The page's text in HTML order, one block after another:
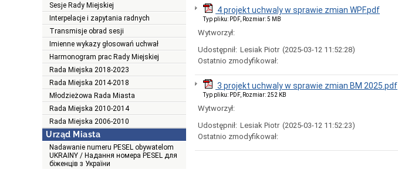
Sesje Rady Miejskiej
Interpelacje i zapytania radnych
Transmisje obrad sesji
Imienne wykazy głosowań uchwał
Harmonogram prac Rady Miejskiej
Rada Miejska 2018-2023
Rada Miejska 2014-2018
Młodzieżowa Rada Miasta
Rada Miejska 2010-2014
Rada Miejska 2006-2010
Urząd Miasta
Nadawanie numeru PESEL obywatelom
UKRAINY / Надання номера PESEL для
біженців з України
4 projekt uchwaly w sprawie zmian WPF.pdf
Typ pliku: PDF, Rozmiar: 5 MB
Wytworzył:
Udostępnił: Lesiak Piotr (2025-03-12 11:52:28)
Ostatnio zmodyfikował:
3 projekt uchwaly w sprawie zmian BM 2025.pdf
Typ pliku: PDF, Rozmiar: 252 KB
Wytworzył:
Udostępnił: Lesiak Piotr (2025-03-12 11:52:23)
Ostatnio zmodyfikował: